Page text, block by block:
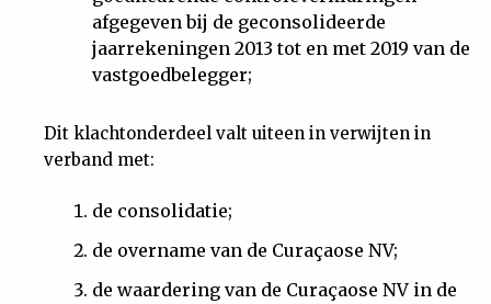
afgegeven bij de geconsolideerde
jaarrekeningen 2013 tot en met 2019 van de
vastgoedbelegger;
Dit klachtonderdeel valt uiteen in verwijten in
verband met:
de consolidatie;
de overname van de Curaçaose NV;
de waardering van de Curaçaose NV in de